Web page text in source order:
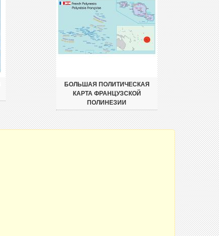
БОЛЬШАЯ ПОЛИТИЧЕСКАЯ
КАРТА ФРАНЦУЗСКОЙ
ПОЛИНЕЗИИ